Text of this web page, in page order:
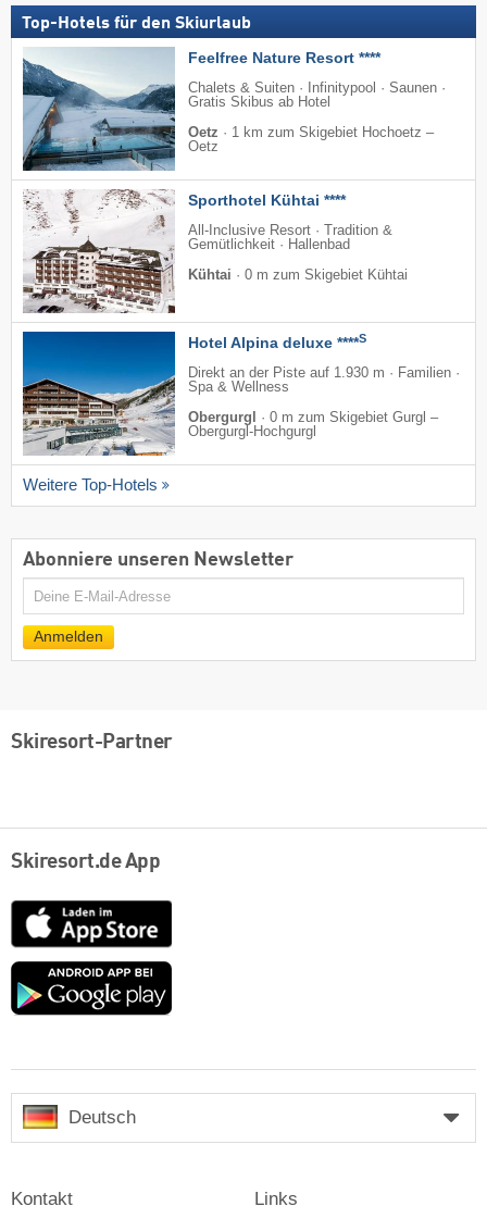
Top-Hotels für den Skiurlaub
Feelfree Nature Resort ****
Chalets & Suiten · Infinitypool · Saunen ·
Gratis Skibus ab Hotel
Oetz · 1 km zum Skigebiet Hochoetz –
Oetz
Sporthotel Kühtai ****
All-Inclusive Resort · Tradition &
Gemütlichkeit · Hallenbad
Kühtai · 0 m zum Skigebiet Kühtai
Hotel Alpina deluxe ****S
Direkt an der Piste auf 1.930 m · Familien ·
Spa & Wellness
Obergurgl
· 0 m zum Skigebiet Gurgl –
Obergurgl-Hochgurgl
Weitere Top-Hotels
Abonniere unseren Newsletter
E-
Anmelden
Skiresort-Partner
Skiresort.de App
App
Store
Google
Deutsch
Kontakt Links